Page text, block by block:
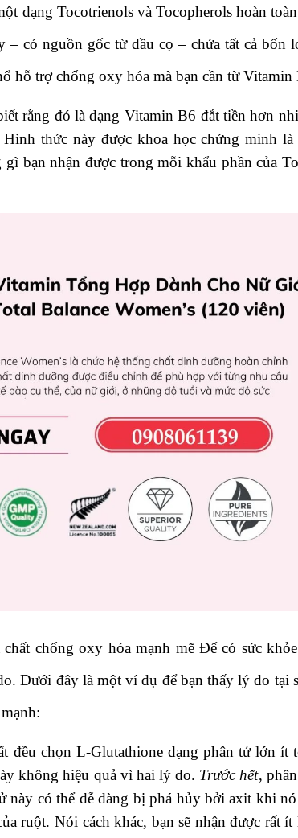
dạng Tocotrienols và Tocopherols hoàn
có nguồn gốc từ dầu cọ – chứa tất cả bốn
hỗ trợ chống oxy hóa mà bạn cần từ Vitamin
rằng đó là dạng Vitamin B6 đắt tiền hơn
thức này được khoa học chứng minh là
bạn nhận được trong mỗi khẩu phần của
chất chống oxy hóa mạnh mẽĐể có sức
Dưới đây là một ví dụ để bạn thấy lý do tại
đều chọn L-Glutathione dạng phân tử lớn ít
không hiệu quả vì hai lý do. Trước hết,
này có thể dễ dàng bị phá hủy bởi axit khi
ruột. Nói cách khác, bạn sẽ nhận được rất ít